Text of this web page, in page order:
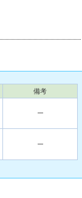
備考
ー
ー